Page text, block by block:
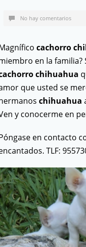
No hay comentarios
cachorro
en la familia?
chihuahua
que usted se
chihuahua
y conocerme en
en contacto
TLF: